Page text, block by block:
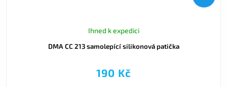
DMA CC 213 samolepící silikonová patička
Ihned k expedici
190 Kč